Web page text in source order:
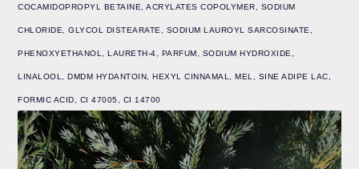
COCAMIDOPROPYL BETAINE, ACRYLATES COPOLYMER, SODIUM
CHLORIDE, GLYCOL DISTEARATE, SODIUM LAUROYL SARCOSINATE,
PHENOXYETHANOL, LAURETH-4, PARFUM, SODIUM HYDROXIDE,
LINALOOL, DMDM HYDANTOIN, HEXYL CINNAMAL, MEL, SINE ADIPE LAC,
FORMIC ACID, CI 47005, CI 14700